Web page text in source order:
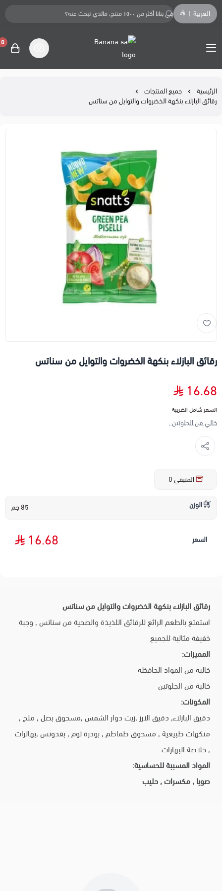
العربية
Banana.sa
0
الرئيسية
جميع المنتجات
رقائق البازلاء بنكهة الخضروات والتوايل من سناتس
رقائق البازلاء بنكهة الخضروات والتوايل من سناتس
16.68
السعر شامل الضريبة
خالي من الجلوتين ,
المتبقي0
الوزن 85 جم
السعر 16.68
رقائق البازلاء بنكهة الخضروات والتوايل من سناتس
استمتع بالطعم الرائع للرقائق اللذيذة والصحية من سناتس , وجبة
خفيفة مثالية للجميع
المميزات:
خالية من المواد الحافظة
خالية من الجلوتين
المكونات:
دقيق البازلاء, دقيق الارز ,زيت دوار الشمس ,مسحوق بصل , ملح ,
منكهات طبيعية , مسحوق طماطم , بودرة ثوم , بقدونس ,بهالرات
, خلاصة البهارات
المواد المسببة للحساسية:
صويا , مكسرات , حليب